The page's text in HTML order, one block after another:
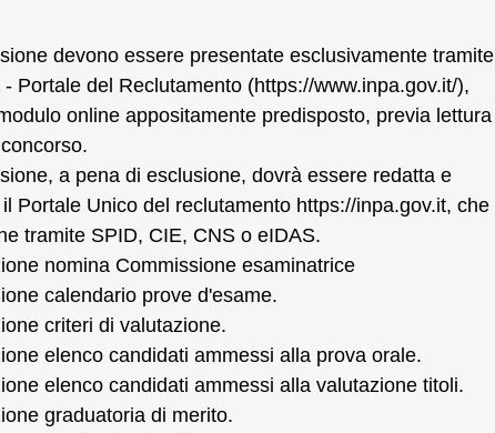
devono essere presentate esclusivamente tramite
Portale del Reclutamento (https://www.inpa.gov.it/),
online appositamente predisposto, previa lettura
a pena di esclusione, dovrà essere redatta e
Portale Unico del reclutamento https://inpa.gov.it, che
tramite SPID, CIE, CNS o eIDAS.
nomina Commissione esaminatrice
calendario prove d'esame.
criteri di valutazione.
elenco candidati ammessi alla prova orale.
elenco candidati ammessi alla valutazione titoli.
graduatoria di merito.